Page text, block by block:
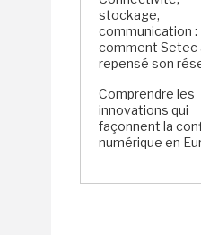
stockage,
communication :
comment Setec
repensé son
Comprendre les
innovations qui
façonnent la
numérique en